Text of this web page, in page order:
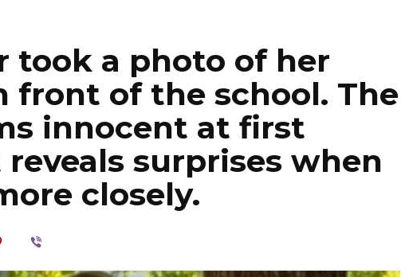
took a photo of her
front of the school. The
innocent at first
surprises when
closely.